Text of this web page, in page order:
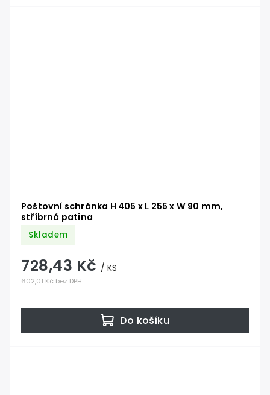
Poštovní schránka H 405 x L 255 x W 90 mm,
stříbrná patina
Skladem
602,01 Kč bez DPH
728,43 Kč / KS
Do košíku